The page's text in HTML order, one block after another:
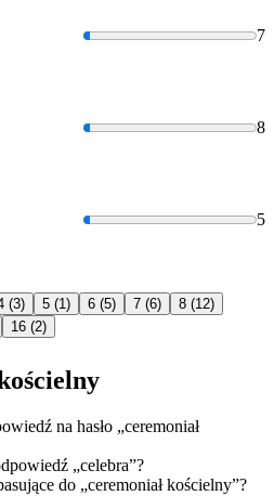
7
8
5
(3) 5 (1) 6 (5) 7 (6) 8 (12)
16 (2)
na hasło „ceremoniał
„celebra”?
do „ceremoniał kościelny”?